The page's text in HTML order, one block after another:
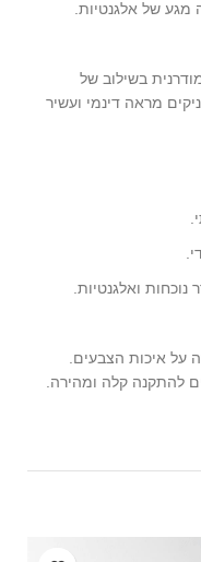
של אלגנטיות.
בשילוב של
מראה דינמי ועשיר
ואלגנטיות.
על איכות הצבעים.
להתקנה קלה ומהירה.